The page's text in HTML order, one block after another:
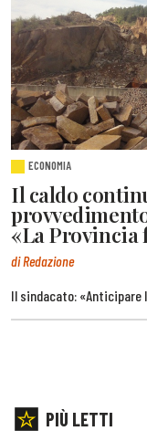
ECONOMIA
Il caldo
«La Provincia
di Redazione
Il sindacato: «Anticipare
PIÙ LETTI